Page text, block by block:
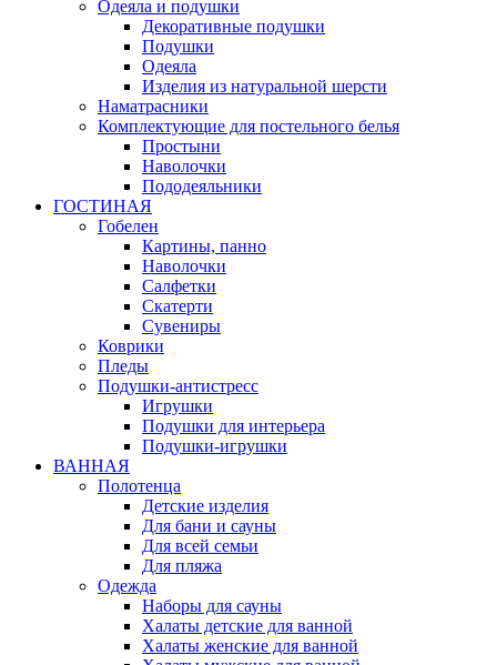
Одеяла и подушки
Декоративные подушки
Подушки
Одеяла
Изделия из натуральной шерсти
Наматраcники
Комплектующие для постельного белья
Простыни
Наволочки
Пододеяльники
ГОСТИНАЯ
Гобелен
Картины, панно
Наволочки
Салфетки
Скатерти
Сувениры
Коврики
Пледы
Подушки-антистресс
Игрушки
Подушки для интерьера
Подушки-игрушки
ВАННАЯ
Полотенца
Детские изделия
Для бани и сауны
Для всей семьи
Для пляжа
Одежда
Наборы для сауны
Халаты детские для ванной
Халаты женские для ванной